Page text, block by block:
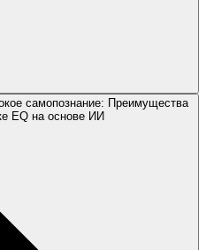
самопознание: Преимущества
EQ на основе ИИ